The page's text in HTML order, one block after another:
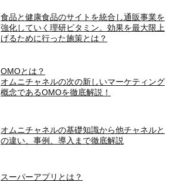
食品と健康食品のサイトを統合し通販事業を
強化していく理研ビタミン。効果を最大限上
げるために行った施策とは？
OMOとは？
オムニチャネルの次の新しいマーケティング
概念であるOMOを徹底解説！
オムニチャネルの基礎知識から他チャネルと
の違い、事例、導入まで徹底解説
スーパーアプリとは？